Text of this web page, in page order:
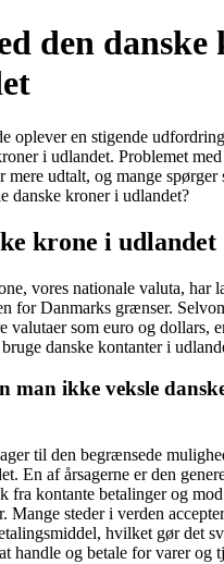
den danske
oplever en stigende
i udlandet. Problemet
mere udtalt, og mange
danske kroner i udlandet?
krone i udlandet
vores nationale valuta, har
for Danmarks grænser.
valutaer som euro og dollars,
danske kontanter i
man ikke veksle
til den begrænsede
En af årsagerne er den
fra kontante betalinger og
Mange steder i verden
hvilket gør det
handle og betale for varer og